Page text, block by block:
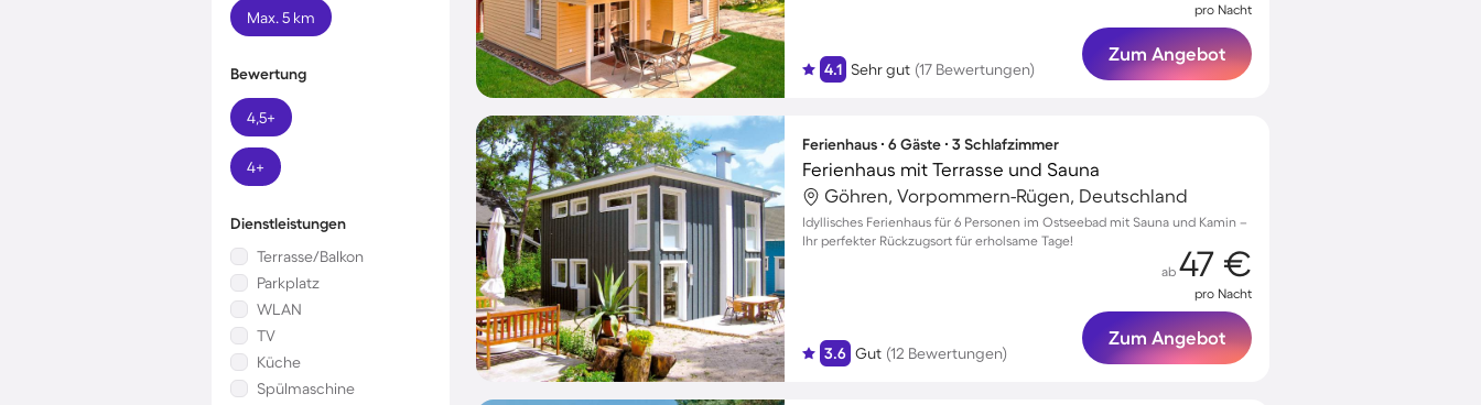
Max. 5 km
Bewertung
4,5+
4+
Dienstleistungen
Terrasse/Balkon
Parkplatz
WLAN
TV
Küche
Spülmaschine
4.1 Sehr gut (17 Bewertungen)
pro Nacht
Zum Angebot
Ferienhaus ∙ 6 Gäste ∙ 3 Schlafzimmer
Ferienhaus mit Terrasse und Sauna
Göhren, Vorpommern-Rügen, Deutschland
Idyllisches Ferienhaus für 6 Personen im Ostseebad mit Sauna und Kamin –
Ihr perfekter Rückzugsort für erholsame Tage!
3.6 Gut (12 Bewertungen)
ab 47 €
pro Nacht
Zum Angebot